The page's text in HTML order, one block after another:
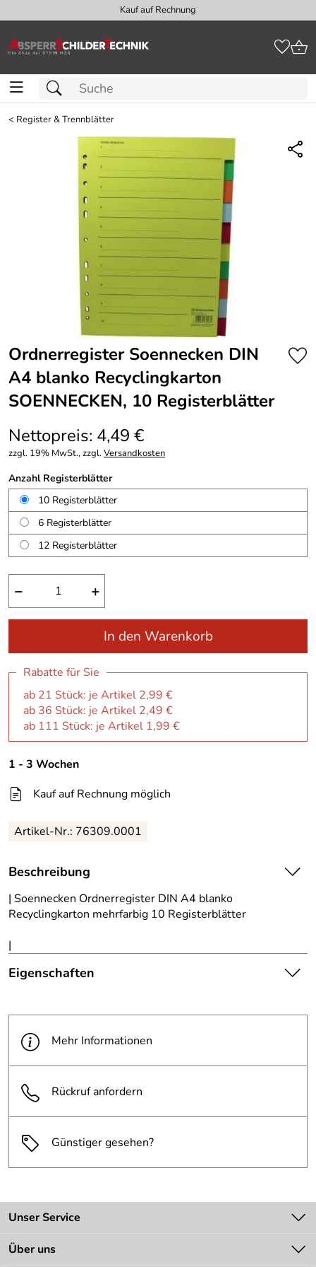
Kauf auf Rechnung
< Register & Trennblätter
Ordnerregister Soennecken DIN
A4 blanko Recyclingkarton
SOENNECKEN, 10 Registerblätter
Nettopreis: 4,49 €
zzgl. 19% MwSt., zzgl.Versandkosten
Anzahl Registerblätter
10 Registerblätter
6 Registerblätter
12 Registerblätter
− +
In den Warenkorb
Rabatte für Sie
ab 21 Stück: je Artikel 2,99 €
ab 36 Stück: je Artikel 2,49 €
ab 111 Stück: je Artikel 1,99 €
1 - 3 Wochen
Kauf auf Rechnung möglich
Artikel-Nr.: 76309.0001
Beschreibung
| Soennecken Ordnerregister DIN A4 blanko
Recyclingkarton mehrfarbig 10 Registerblätter
|
Eigenschaften
Hinweis
Produktbilder:
stellt keine verbindliche
beachten Sie die
Textbeschreibung.
Anzahl
10 Registerblätter
Mehr Informationen
Rückruf anfordern
Günstiger gesehen?
Unser Service
Kontakt
Über uns